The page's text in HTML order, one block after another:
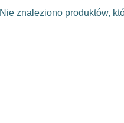
Nie znaleziono produktów,